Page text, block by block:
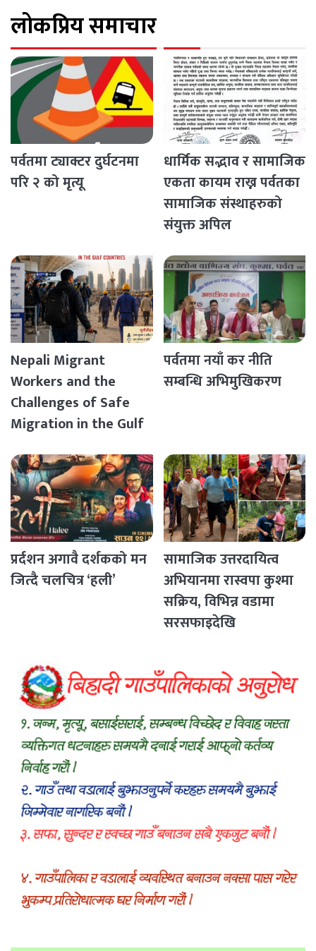
लोकप्रिय समाचार
पर्वतमा ट्याक्टर दुर्घटनमा
परि २ को मृत्यू
धार्मिक सद्भाव र सामाजिक
एकता कायम राख्न पर्वतका
सामाजिक संस्थाहरुको
संयुक्त अपिल
Nepali Migrant
Workers and the
Challenges of Safe
Migration in the Gulf
पर्वतमा नयाँ कर नीति
सम्बन्धि अभिमुखिकरण
प्रर्दशन अगावै दर्शकको मन
जित्दै चलचित्र ‘हली’
सामाजिक उत्तरदायित्व
अभियानमा रास्वपा कुश्मा
सक्रिय, विभिन्न वडामा
सरसफाइदेखि